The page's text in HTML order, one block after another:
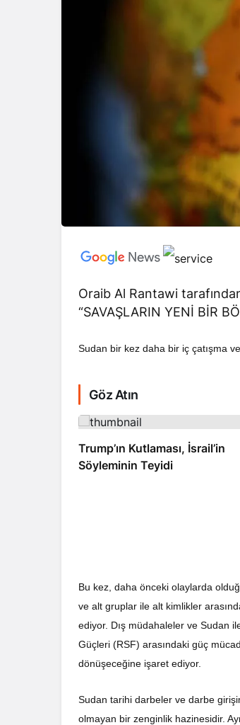
Oraib Al Rantawi
“SAVAŞLARIN YENİ BİR
Sudan bir kez daha bir iç çatışma
Göz Atın
Trump’ın Kutlaması, İsrail’in
Söyleminin Teyidi
Bu kez, daha önceki olaylarda
ve alt gruplar ile alt kimlikler
ediyor. Dış müdahaleler ve Sudan
Güçleri (RSF) arasındaki güç
dönüşeceğine işaret ediyor.
Sudan tarihi darbeler ve darbe
olmayan bir zenginlik hazinesidir.